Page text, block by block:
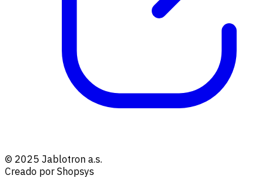
© 2025 Jablotron a.s.
Creado por Shopsys